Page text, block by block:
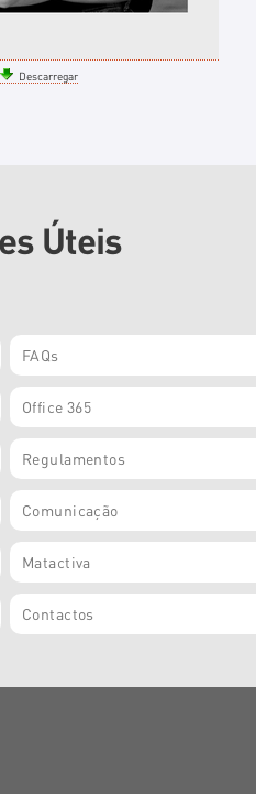
Descarregar
Úteis
FAQs
Office 365
Regulamentos
Comunicação
Matactiva
Contactos